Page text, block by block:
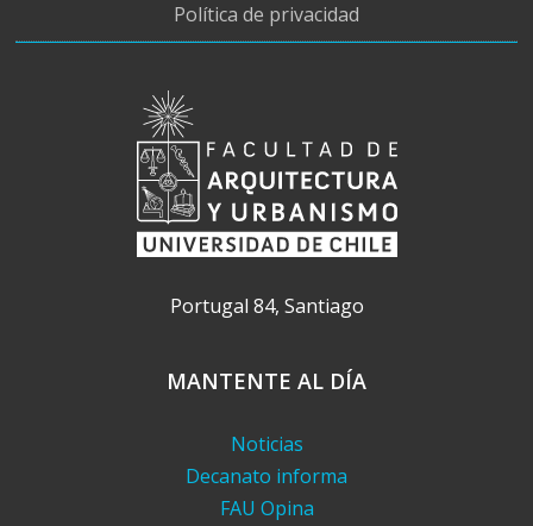
Política de privacidad
Portugal 84, Santiago
MANTENTE AL DÍA
Noticias
Decanato informa
FAU Opina